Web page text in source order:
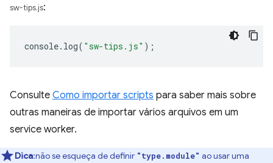
sw-tips.js:
console. log( "sw-tips.js" );
Consulte Como importar scripts para saber mais sobre
outras maneiras de importar vários arquivos em um
service worker.
Dica:não se esqueça de definir "type.module" ao usar uma